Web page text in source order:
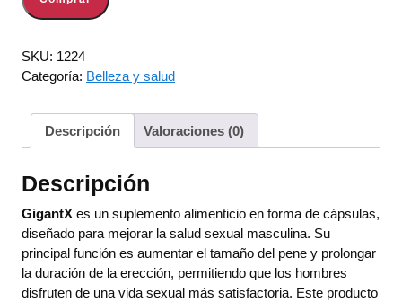
SKU: 1224
Categoría: Belleza y salud
Descripción Valoraciones (0)
Descripción
GigantX es un suplemento alimenticio en forma de cápsulas,
diseñado para mejorar la salud sexual masculina. Su
principal función es aumentar el tamaño del pene y prolongar
la duración de la erección, permitiendo que los hombres
disfruten de una vida sexual más satisfactoria. Este producto